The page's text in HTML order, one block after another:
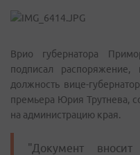
Врио губернатора
подписал распоряжение,
должность вице-
премьера Юрия Трутнева,
на администрацию края.
"Документ